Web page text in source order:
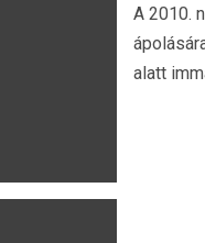
A 2010.
alatt